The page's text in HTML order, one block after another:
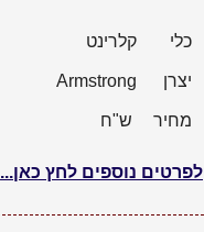
כלי קלרינט
יצרן Armstrong
מחיר ש"ח
לפרטים נוספים לחץ כאן...